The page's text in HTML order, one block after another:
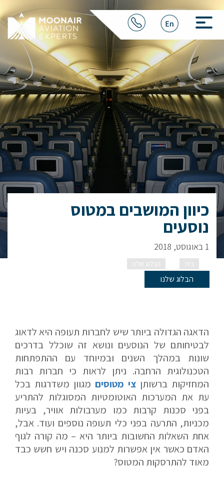
כיוון המושבים במטוס
נוסעים
1 באוגוסט, 2018
בית הבלוג שלנו
הבלוג שלנו
הדאגה הגדולה ביותר שיש לחברות תעופה היא לדאוג
לבטיחותם של הנוסעים ונושא זה שוכלל בדרכים
שונות במהלך השנים ובמיוחד עם ההתפתחות
הטכנולוגית הרחבה. ניתן לראות כי חברות רבות
המחזיקות ברשותן צי מטוסים מגוון משדרגות בכל
עת את המערכות האוטומטיות המסוגלות להתריע
בפני סכנות קרבות כמו מערבולות אוויר, בעיות
מכניות, התרעה בפני כלי תעופה נוספים ועוד. אבל,
אחת השאלות החשובות ביותר היא – מה קורה לגוף
האדם כאשר אין אפשרות למנוע סכנה ויש חשש כבד
מאוד להתרסקות המטוס?